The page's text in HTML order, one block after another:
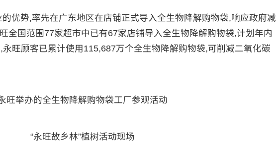
优势,率先在广东地区在店铺正式导入全生物降解购物袋,响应政府减
全国范围77家超市中已有67家店铺导入全生物降解购物袋,计划年内
旺顾客已累计使用115,687万个全生物降解购物袋,可削减二氧化碳
旺举办的全生物降解购物袋工厂参观活动
“永旺故乡林”植树活动现场